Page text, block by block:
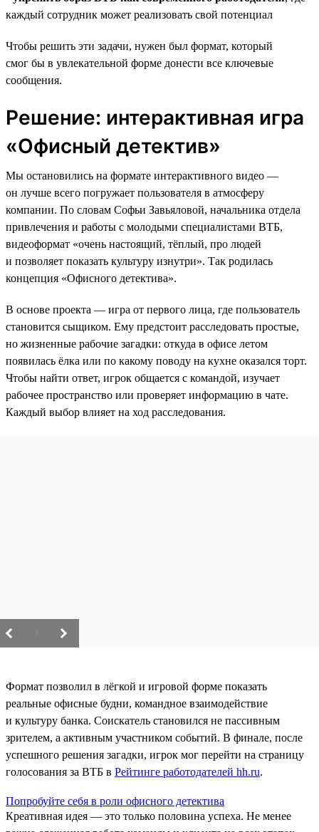
каждый сотрудник может реализовать свой потенциал
Чтобы решить эти задачи, нужен был формат, который
смог бы в увлекательной форме донести все ключевые
сообщения.
Решение: интерактивная игра
«Офисный детектив»
Мы остановились на формате интерактивного видео —
он лучше всего погружает пользователя в атмосферу
компании. По словам Софьи Завьяловой, начальника отдела
привлечения и работы с молодыми специалистами ВТБ,
видеоформат «очень настоящий, тёплый, про людей
и позволяет показать культуру изнутри». Так родилась
концепция «Офисного детектива».
В основе проекта — игра от первого лица, где пользователь
становится сыщиком. Ему предстоит расследовать простые,
но жизненные рабочие загадки: откуда в офисе летом
появилась ёлка или по какому поводу на кухне оказался торт.
Чтобы найти ответ, игрок общается с командой, изучает
рабочее пространство или проверяет информацию в чате.
Каждый выбор влияет на ход расследования.
Формат позволил в лёгкой и игровой форме показать
реальные офисные будни, командное взаимодействие
и культуру банка. Соискатель становился не пассивным
зрителем, а активным участником событий. В финале, после
успешного решения загадки, игрок мог перейти на страницу
голосования за ВТБ в Рейтинге работодателей hh.ru.
Попробуйте себя в роли офисного детектива
Креативная идея — это только половина успеха. Не менее